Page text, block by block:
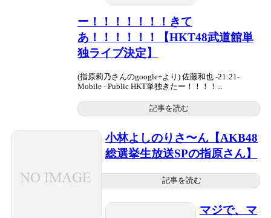
ー！！！！！！！きて
あ！！！！！！【HKT48武道館単
独ライブ決定】
(指原莉乃さんのgoogle+より) 佐藤和也 -21:21-
Mobile - Public HKT単独きたー！！！！...
記事を読む
小林よしのりさ〜ん【AKB48
総選挙生放送SPの指原さん】
記事を読む
マジで、マ